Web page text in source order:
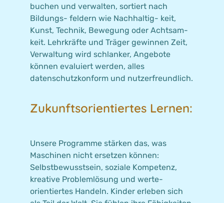
buchen und verwalten, sortiert nach
Bildungs- feldern wie Nachhaltig- keit,
Kunst, Technik, Bewegung oder Achtsam-
keit. Lehrkräfte und Träger gewinnen Zeit,
Verwaltung wird schlanker, Angebote
können evaluiert werden, alles
datenschutzkonform und nutzerfreundlich.
Zukunftsorientiertes Lernen:
Unsere Programme stärken das, was
Maschinen nicht ersetzen können:
Selbstbewusstsein, soziale Kompetenz,
kreative Problemlösung und werte-
orientiertes Handeln. Kinder erleben sich